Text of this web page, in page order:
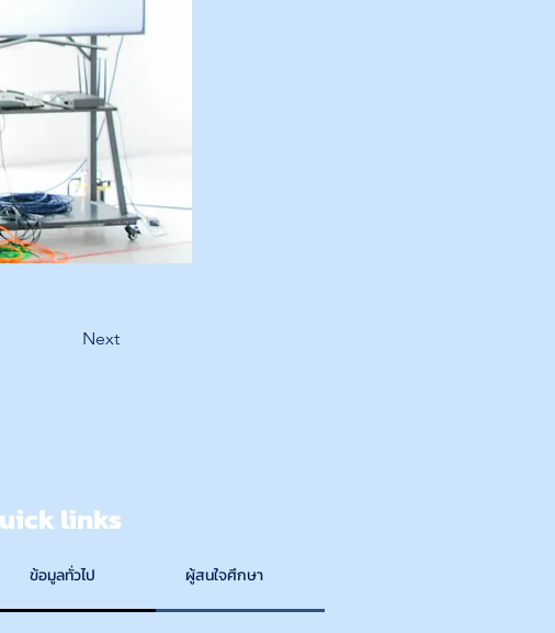
Next
links
ข้อมูลทั่วไป ผู้สนใจศึกษา